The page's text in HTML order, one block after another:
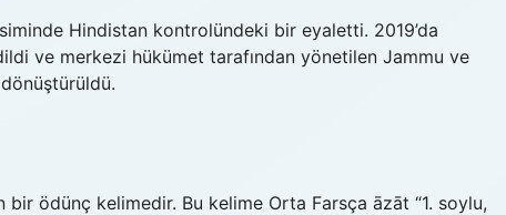
Hindistan kontrolündeki bir eyaletti. 2019’da
ve merkezi hükümet tarafından yönetilen Jammu ve